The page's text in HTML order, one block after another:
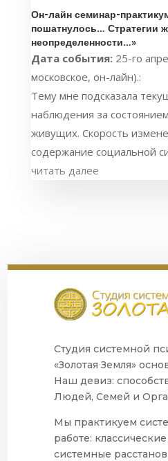
Он-лайн семинар-
пошатнулось… Стратегии
неопределенности…»
Дата события: 25-го
московское, он-лайн).:
Тему мне подсказала
наблюдения за
живущих. Скорость
содержание социальной
читать далее
Студия системной
«Золотая Земля»
Наш девиз:
Людей, Семей и
Мы практикуем
работе:
системные